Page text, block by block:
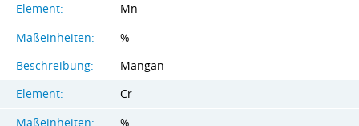
Element:
Mn
Maßeinheiten:
%
Beschreibung:
Mangan
Element:
Cr
Maßeinheiten:
%